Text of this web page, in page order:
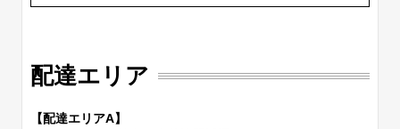
配達エリア
【配達エリアA】